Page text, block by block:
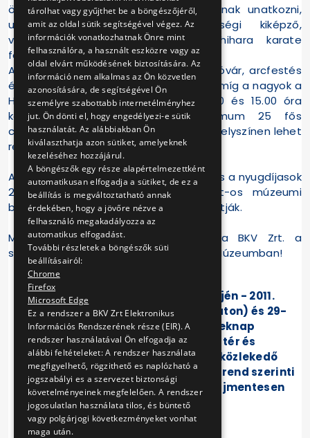
önvédelmi sportok kedvelői sem fognak unatkozni,
ugyanis Hartyányi Attila rendőrségi kiképző,
világbajnok és tanítványai az Ashihara karate
fogásaiból tartanak bemutatót.
A múzeum szabadtéri területén ugrálóvár, arcfestés
és lufihajtogató bohóc várja a kicsiket, míg a nagyok a
HÉV telephelyet tekinthetik meg 10.30 és 15.00 óra
között, az óránként induló, maximum 25 fős
csoportokban, amelyre 10.15 perctől a helyszínen lehet
regisztrálni.
A gyermeknapi programokat a diákok és a nyugdíjasok
260 Ft-os, míg a felnőttek 320 Ft-os múzeumi
belépőjegy megvásárlásával látogathatják.
Minden érdeklődőt szeretettel vár a BKV Zrt. a
szentendrei Városi Tömegközlekedési Múzeumban!
Május utolsó hétvégéjén - 2011.
május 28-án (szombaton) és 29-
én (vasárnap) - Gyereknap
alkalmából a Boráros tér és
Pünkösdfürdő között közlekedő
BKV vonaljárat menetrend szerinti
hajóin 14 éves korig díjmentesen
lehet utazni.
tárolhat vagy gyűjthet be a böngészőjéről,
amit az oldal sütik segítségével végez. Az
információk vonatkozhatnak Önre mint
felhasználóra, a használt eszközre vagy az
oldal elvárt működésének biztosítására. Az
információ nem alkalmas az Ön közvetlen
azonosítására, de segítségével Ön
személyre szabottabb internetélményhez
jut. Ön dönti el, hogy engedélyezi-e sütik
használatát. Az alábbiakban Ön
kiválaszthatja azon sütiket, amelyeknek
kezeléséhez hozzájárul.
A böngészők egy része alapértelmezettként
automatikusan elfogadja a sütiket, de ez a
beállítás is megváltoztatható annak
érdekében, hogy a jövőre nézve a
felhasználó megakadályozza az
automatikus elfogadást.
További részletek a böngészők süti
beállításairól:
Chrome
Firefox
Microsoft Edge
Ez a rendszer a BKV Zrt Elektronikus
Információs Rendszerének része (EIR). A
rendszer használatával Ön elfogadja az
alábbi feltételeket: A rendszer használata
megfigyelhető, rögzithető es naplózható a
jogszabályi es a szervezet biztonsági
követelményeinek megfelelően. A rendszer
jogosulatlan használata tilos, és büntető
vagy polgárjogi következményeket vonhat
maga után.